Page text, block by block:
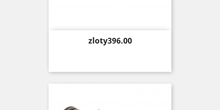
Price
zloty396.00